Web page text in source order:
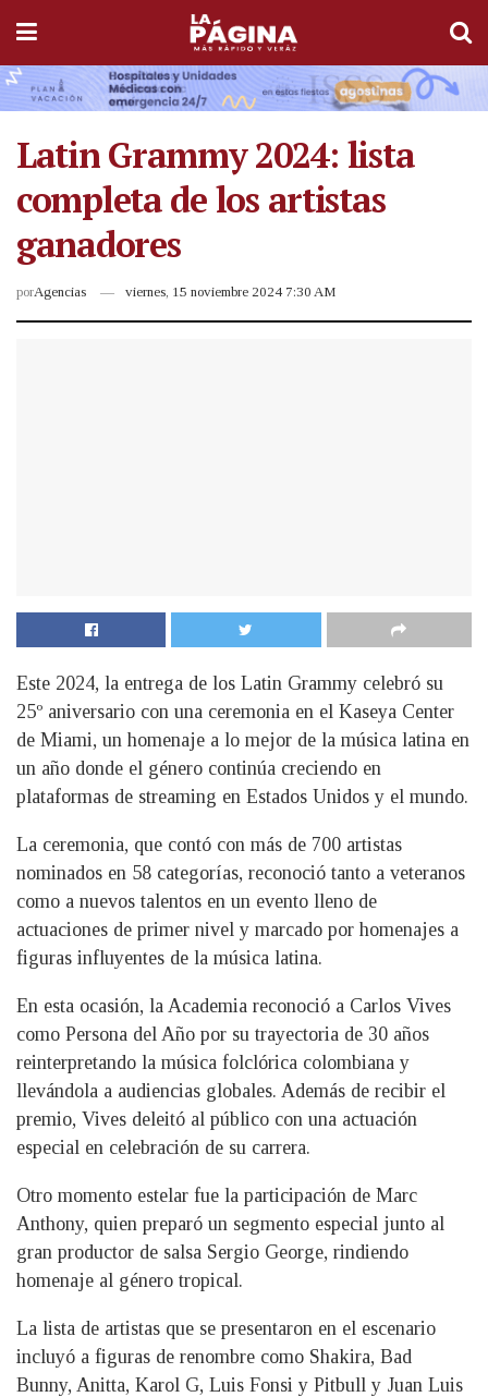
Latin Grammy 2024: lista
completa de los artistas
ganadores
porAgencias viernes, 15 noviembre 2024 7:30 AM
Este 2024, la entrega de los Latin Grammy celebró su
25º aniversario con una ceremonia en el Kaseya Center
de Miami, un homenaje a lo mejor de la música latina en
un año donde el género continúa creciendo en
plataformas de streaming en Estados Unidos y el mundo.
La ceremonia, que contó con más de 700 artistas
nominados en 58 categorías, reconoció tanto a veteranos
como a nuevos talentos en un evento lleno de
actuaciones de primer nivel y marcado por homenajes a
figuras influyentes de la música latina.
En esta ocasión, la Academia reconoció a Carlos Vives
como Persona del Año por su trayectoria de 30 años
reinterpretando la música folclórica colombiana y
llevándola a audiencias globales. Además de recibir el
premio, Vives deleitó al público con una actuación
especial en celebración de su carrera.
Otro momento estelar fue la participación de Marc
Anthony, quien preparó un segmento especial junto al
gran productor de salsa Sergio George, rindiendo
homenaje al género tropical.
La lista de artistas que se presentaron en el escenario
incluyó a figuras de renombre como Shakira, Bad
Bunny, Anitta, Karol G, Luis Fonsi y Pitbull y Juan Luis